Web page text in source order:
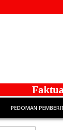
Faktual
PEDOMAN